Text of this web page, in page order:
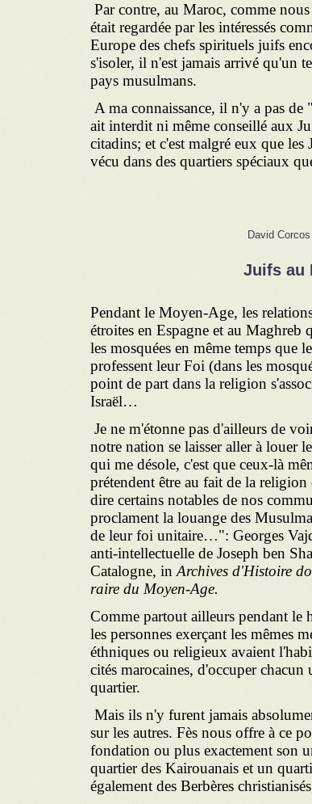
Par contre, au Maroc, comme
était regardée par les intéressés
Europe des chefs spirituels juifs
s'isoler, il n'est jamais arrivé qu'un
pays musulmans.
A ma connaissance, il n'y a pas
ait interdit ni même conseillé aux
citadins; et c'est malgré eux que
vécu dans des quartiers spéciaux
David Corcos
Juifs au
Pendant le Moyen-Age, les
étroites en Espagne et au Maghreb
les mosquées en même temps que
professent leur Foi (dans les
point de part dans la religion
Israël…
Je ne m'étonne pas d'ailleurs de
notre nation se laisser aller à louer
qui me désole, c'est que ceux-là
prétendent être au fait de la
dire certains notables de nos
proclament la louange des
de leur foi uni­taire…": Georges
anti-intellectuelle de Joseph ben
Catalogne, in Archives d'Histoire
raire du Moyen-Age.
Comme partout ailleurs pendant le
les personnes exerçant les mêmes
éthniques ou religieux avaient
cités marocaines, d'occuper
quartier.
Mais ils n'y furent jamais
sur les autres. Fès nous offre à ce
fondation ou plus exactement son
quartier des Kairouanais et un
également des Berbères